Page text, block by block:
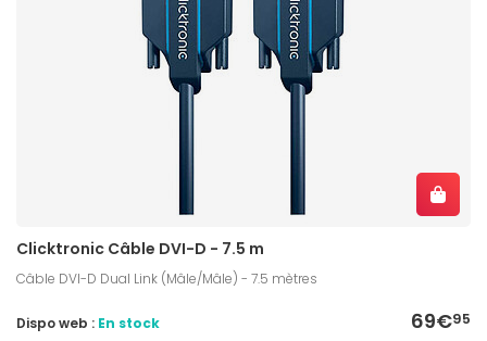
Clicktronic Câble DVI-D - 7.5 m
Câble DVI-D Dual Link (Mâle/Mâle) - 7.5 mètres
69€95
Dispo web : En stock